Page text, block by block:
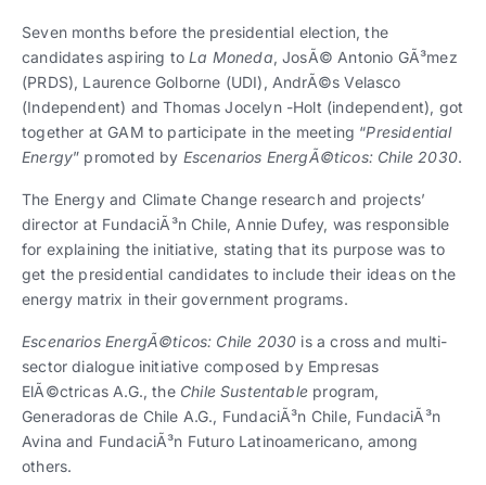
Ver todo
Español English
Español|English
Español|English
progresivos de gestión
Ver todos
Español English
Español English
Español English
Seven months before the presidential election, the
candidates aspiring toLa Moneda, JosÃ© Antonio GÃ³mez
(PRDS), Laurence Golborne (UDI), AndrÃ©s Velasco
(Independent) and Thomas Jocelyn -Holt (independent), got
together at GAM to participate in the meeting “Presidential
Energy” promoted by Escenarios EnergÃ©ticos: Chile 2030.
The Energy and Climate Change research and projects’
director at FundaciÃ³n Chile, Annie Dufey, was responsible
for explaining the initiative, stating that its purpose was to
get the presidential candidates to include their ideas on the
energy matrix in their government programs.
Escenarios EnergÃ©ticos: Chile 2030 is a cross and multi-
sector dialogue initiative composed by Empresas
ElÃ©ctricas A.G., the Chile Sustentable program,
Generadoras de Chile A.G., FundaciÃ³n Chile, FundaciÃ³n
Avina and FundaciÃ³n Futuro Latinoamericano, among
others.